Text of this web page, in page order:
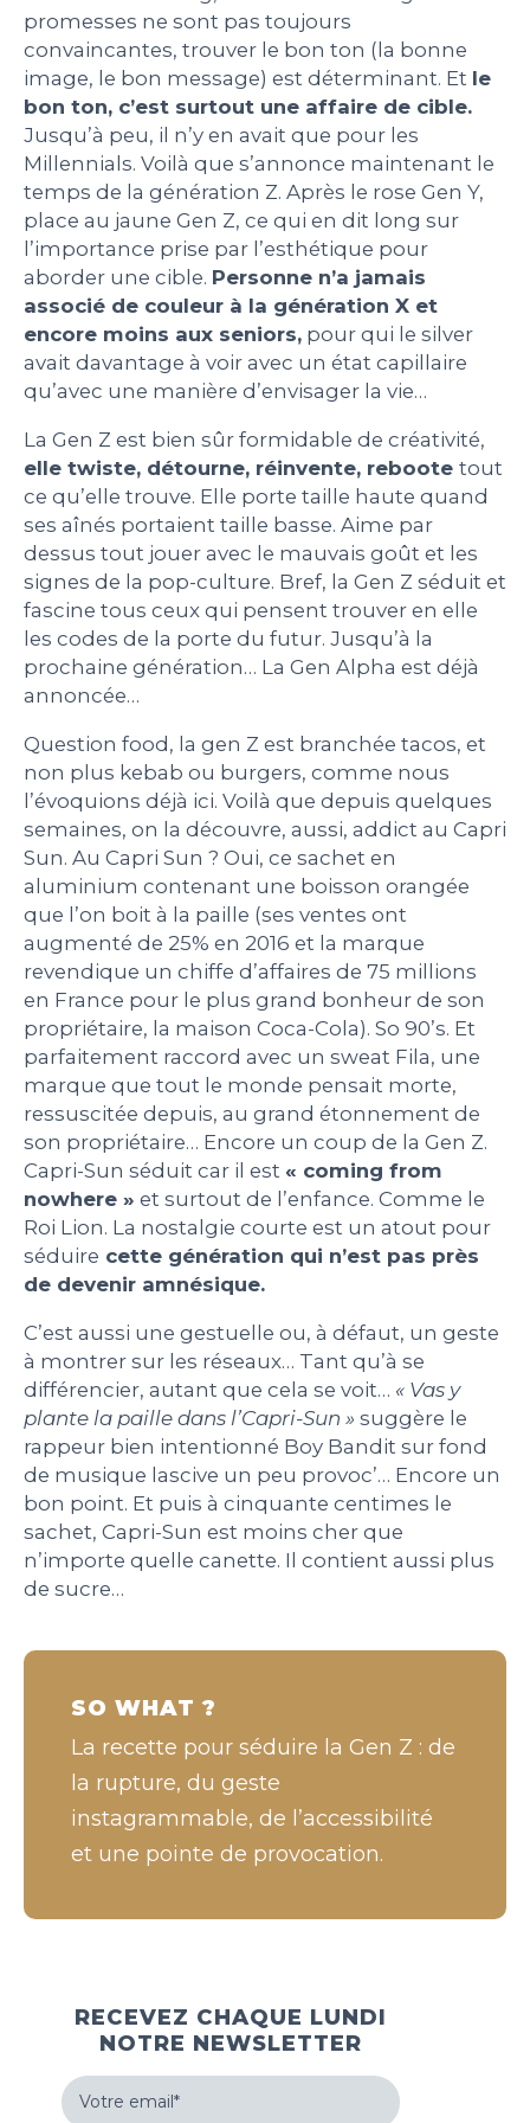
PEOPLE
LE BILLET DU LUNDI
CONTACT
Mentions légales
Politique de protection des données
personnelles
Plan du site
RECEVEZ CHAQUE LUNDI
NOTRE NEWSLETTER
Votre
email
promesses ne sont pas toujours
convaincantes, trouver le bon ton (la bonne
image, le bon message) est déterminant. Et le
bon ton, c’est surtout une affaire de cible.
Jusqu’à peu, il n’y en avait que pour les
Millennials. Voilà que s’annonce maintenant le
temps de la génération Z. Après le rose Gen Y,
place au jaune Gen Z, ce qui en dit long sur
l’importance prise par l’esthétique pour
aborder une cible. Personne n’a jamais
associé de couleur à la génération X et
encore moins aux seniors, pour qui le silver
avait davantage à voir avec un état capillaire
qu’avec une manière d’envisager la vie…
La Gen Z est bien sûr formidable de créativité,
elle twiste, détourne, réinvente, reboote tout
ce qu’elle trouve. Elle porte taille haute quand
ses aînés portaient taille basse. Aime par
dessus tout jouer avec le mauvais goût et les
signes de la pop-culture. Bref, la Gen Z séduit et
fascine tous ceux qui pensent trouver en elle
les codes de la porte du futur. Jusqu’à la
prochaine génération… La Gen Alpha est déjà
annoncée…
Question food, la gen Z est branchée tacos, et
non plus kebab ou burgers, comme nous
l’évoquions déjà ici. Voilà que depuis quelques
semaines, on la découvre, aussi, addict au Capri
Sun. Au Capri Sun ? Oui, ce sachet en
aluminium contenant une boisson orangée
que l’on boit à la paille (ses ventes ont
augmenté de 25% en 2016 et la marque
revendique un chiffe d’affaires de 75 millions
en France pour le plus grand bonheur de son
propriétaire, la maison Coca-Cola). So 90’s. Et
parfaitement raccord avec un sweat Fila, une
marque que tout le monde pensait morte,
ressuscitée depuis, au grand étonnement de
son propriétaire… Encore un coup de la Gen Z.
Capri-Sun séduit car il est « coming from
nowhere » et surtout de l’enfance. Comme le
Roi Lion. La nostalgie courte est un atout pour
séduire cette génération qui n’est pas près
de devenir amnésique.
C’est aussi une gestuelle ou, à défaut, un geste
à montrer sur les réseaux… Tant qu’à se
différencier, autant que cela se voit… « Vas y
plante la paille dans l’Capri-Sun » suggère le
rappeur bien intentionné Boy Bandit sur fond
de musique lascive un peu provoc’… Encore un
bon point. Et puis à cinquante centimes le
sachet, Capri-Sun est moins cher que
n’importe quelle canette. Il contient aussi plus
de sucre…
SO WHAT ?
La recette pour séduire la Gen Z : de
la rupture, du geste
instagrammable, de l’accessibilité
et une pointe de provocation.